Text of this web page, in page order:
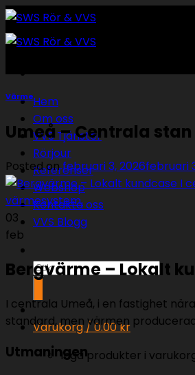
Skip
to
content
Hem
Om oss
VVS Tjänster
Rörjour
Referenser
Webshop
Kontakta oss
VVS Blogg
Sök
efter:
Varukorg /0.00kr
Inga produkter i
Värme
Umeå – Centrala
Posted onfebruari 3, 2026februari
03
feb
Bergvärme – Lokalt
I centrala Umeå, i en fastighet
standard, men värmen
Utmaningen